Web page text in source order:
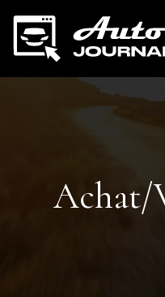
Achat/